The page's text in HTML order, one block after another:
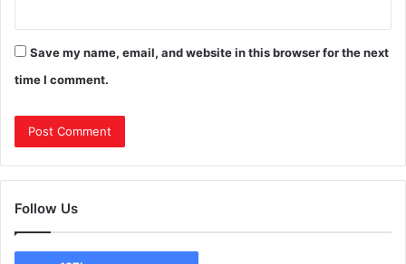
Save my name, email, and website in this browser for the next
time I comment.
Follow Us